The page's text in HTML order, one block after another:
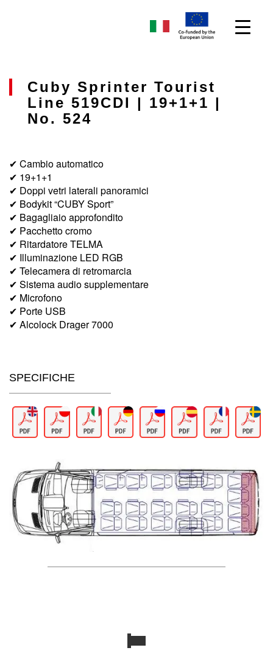
Cuby Sprinter Tourist
Line 519CDI | 19+1+1 |
No. 524
✔ Cambio automatico
✔ 19+1+1
✔ Doppi vetri laterali panoramici
✔ Bodykit “CUBY Sport”
✔ Bagagliaio approfondito
✔ Pacchetto cromo
✔ Ritardatore TELMA
✔ Illuminazione LED RGB
✔ Telecamera di retromarcia
✔ Sistema audio supplementare
✔ Microfono
✔ Porte USB
✔ Alcolock Drager 7000
SPECIFICHE